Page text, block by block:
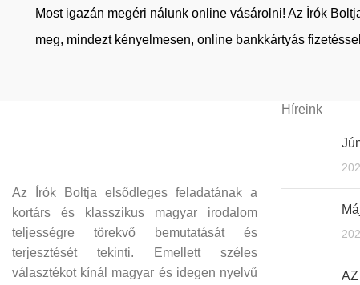
Most igazán megéri nálunk online vásárolni! Az Írók
meg, mindezt kényelmesen, online bankkártyás
Az Írók Boltja elsődleges feladatának a
kortárs és klasszikus magyar irodalom
teljességre törekvő bemutatását és
terjesztését tekinti. Emellett széles
választékot kínál magyar és idegen nyelvű
Híreink
AZ